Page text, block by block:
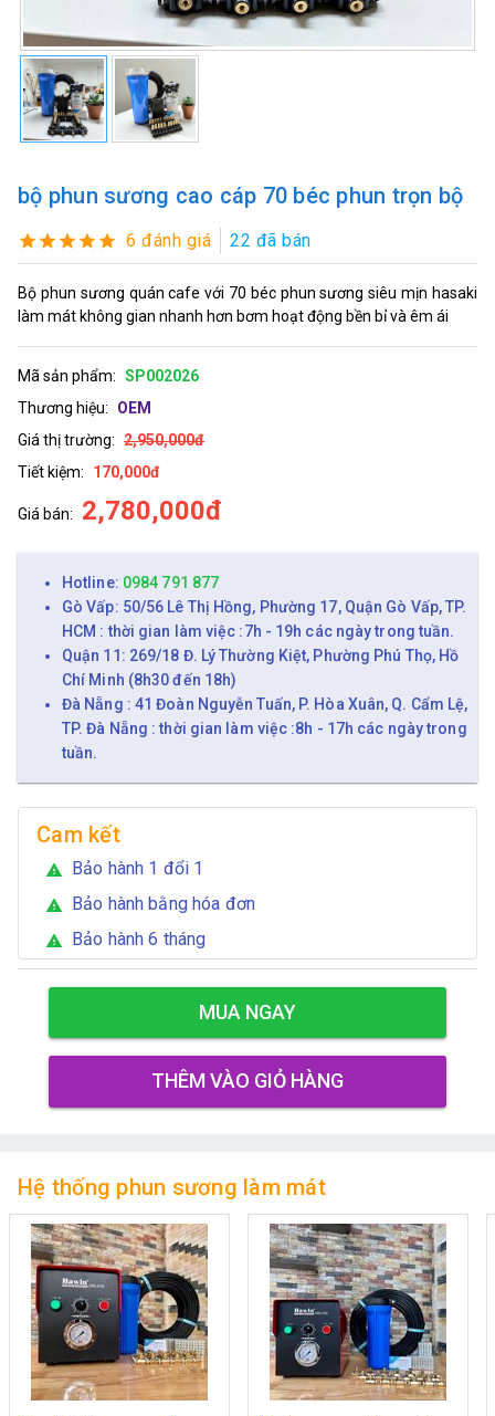
bộ phun sương cao cáp 70 béc phun trọn bộ
6 đánh giá 22 đã bán
Bộ phun sương quán cafe với 70 béc phun sương siêu mịn hasaki
làm mát không gian nhanh hơn bơm hoạt động bền bỉ và êm ái
Mã sản phẩm: SP002026
Thương hiệu:
OEM
Giá thị trường: 2,950,000đ
Tiết kiệm:
170,000đ
Giá bán: 2,780,000đ
Hotline: 0984 791 877
Gò Vấp: 50/56 Lê Thị Hồng, Phường 17, Quận Gò Vấp, TP.
HCM : thời gian làm việc :7h - 19h các ngày trong tuần.
Quận 11: 269/18 Đ. Lý Thường Kiệt, Phường Phú Thọ, Hồ
Chí Minh (8h30 đến 18h)
Đà Nẵng : 41 Đoàn Nguyễn Tuấn, P. Hòa Xuân, Q. Cẩm Lệ,
TP. Đà Nẵng : thời gian làm việc :8h - 17h các ngày trong
tuần.
Cam kết
warning Bảo hành 1 đổi 1
warning Bảo hành bằng hóa đơn
warning Bảo hành 6 tháng
MUA NGAY
THÊM VÀO GIỎ HÀNG
Hệ thống phun sương làm mát